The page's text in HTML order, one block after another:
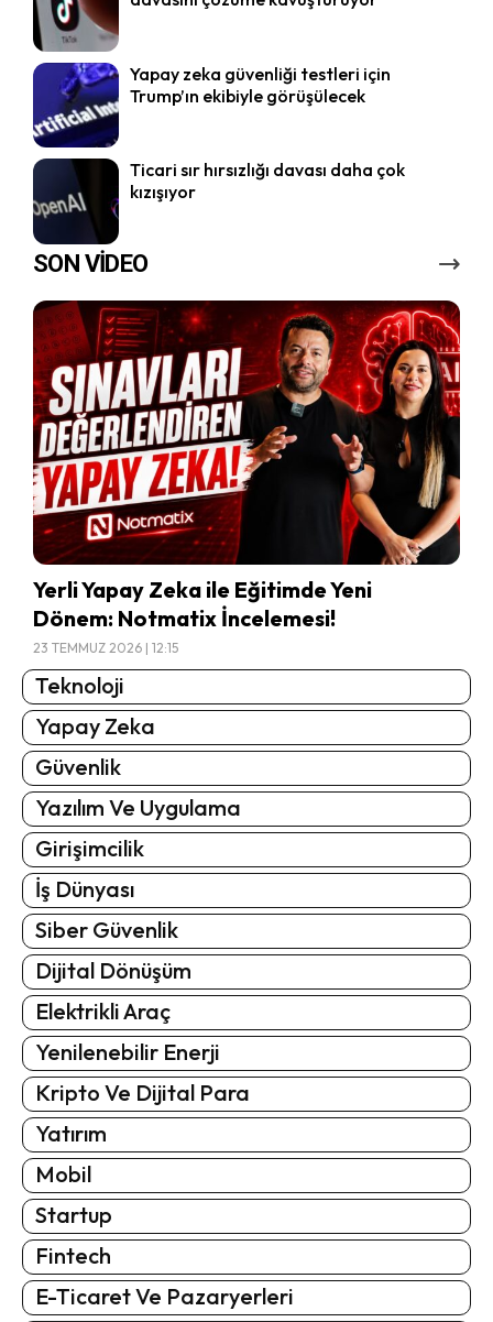
Yapay zeka güvenliği testleri için
Trump’ın ekibiyle görüşülecek
Ticari sır hırsızlığı davası daha çok
kızışıyor
SON VİDEO
Yerli Yapay Zeka ile Eğitimde Yeni
Dönem: Notmatix İncelemesi!
23 TEMMUZ 2026 | 12:15
Teknoloji
Yapay Zeka
Güvenlik
Yazılım Ve Uygulama
Girişimcilik
İş Dünyası
Siber Güvenlik
Dijital Dönüşüm
Elektrikli Araç
Yenilenebilir Enerji
Kripto Ve Dijital Para
Yatırım
Mobil
Startup
Fintech
E-Ticaret Ve Pazaryerleri